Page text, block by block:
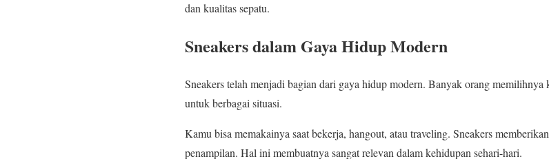
dan kualitas sepatu.
Sneakers dalam Gaya Hidup Modern
Sneakers telah menjadi bagian dari gaya hidup modern. Banyak orang
untuk berbagai situasi.
Kamu bisa memakainya saat bekerja, hangout, atau traveling. Sneakers
penampilan. Hal ini membuatnya sangat relevan dalam kehidupan sehari-hari.